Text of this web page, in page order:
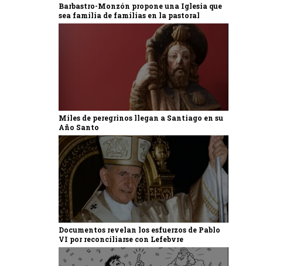
Barbastro-Monzón propone una Iglesia que
sea familia de familias en la pastoral
Miles de peregrinos llegan a Santiago en su
Año Santo
Documentos revelan los esfuerzos de Pablo
VI por reconciliarse con Lefebvre